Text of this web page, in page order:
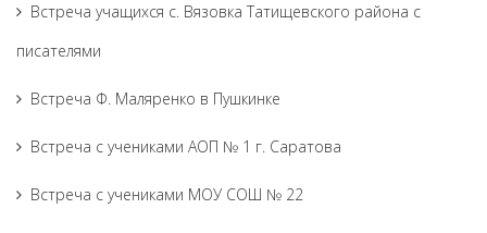
Встреча учащихся с. Вязовка Татищевского района с
писателями
Встреча Ф. Маляренко в Пушкинке
Встреча с учениками АОП № 1 г. Саратова
Встреча с учениками МОУ СОШ № 22